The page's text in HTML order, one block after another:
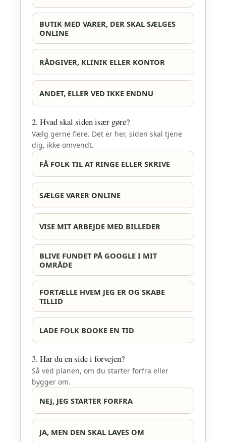
BUTIK MED VARER, DER SKAL SÆLGES
ONLINE
RÅDGIVER, KLINIK ELLER KONTOR
ANDET, ELLER VED IKKE ENDNU
2. Hvad skal siden især gøre?
Vælg gerne flere. Det er her, siden skal tjene
dig, ikke omvendt.
FÅ FOLK TIL AT RINGE ELLER SKRIVE
SÆLGE VARER ONLINE
VISE MIT ARBEJDE MED BILLEDER
BLIVE FUNDET PÅ GOOGLE I MIT
OMRÅDE
FORTÆLLE HVEM JEG ER OG SKABE
TILLID
LADE FOLK BOOKE EN TID
3. Har du en side i forvejen?
Så ved planen, om du starter forfra eller
bygger om.
NEJ, JEG STARTER FORFRA
JA, MEN DEN SKAL LAVES OM